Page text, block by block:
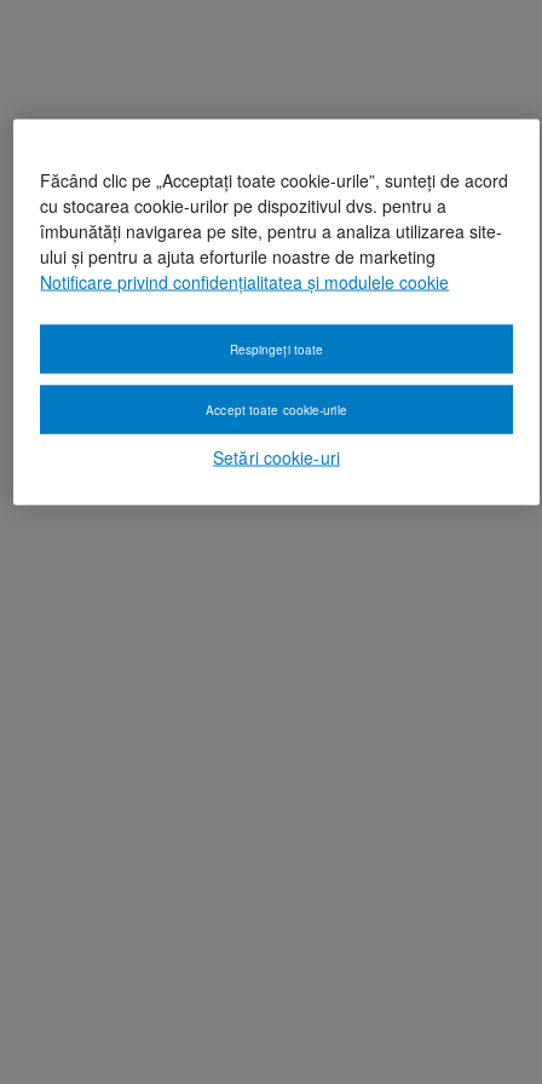
Făcând clic pe „Acceptați toate cookie-urile”, sunteți de acord
cu stocarea cookie-urilor pe dispozitivul dvs. pentru a
îmbunătăți navigarea pe site, pentru a analiza utilizarea site-
ului și pentru a ajuta eforturile noastre de marketing
Notificare privind confidențialitatea și modulele cookie
Setări cookie-uri
Respingeți toate
Accept toate cookie-urile